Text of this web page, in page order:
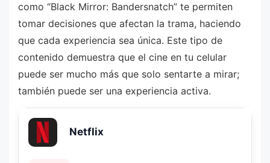
como “Black Mirror: Bandersnatch” te permiten
tomar decisiones que afectan la trama, haciendo
que cada experiencia sea única. Este tipo de
contenido demuestra que el cine en tu celular
puede ser mucho más que solo sentarte a mirar;
también puede ser una experiencia activa.
Netflix